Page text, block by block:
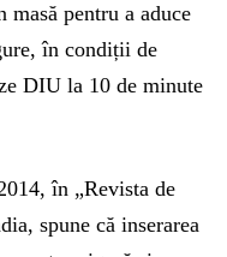
pentru a aduce
în condiții de
DIU la 10 de minute
în „Revista de
spune că inserarea